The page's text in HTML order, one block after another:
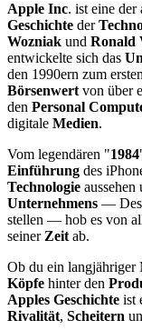
Apple Inc. ist eine der
Geschichte der
Wozniak und Ronald
entwickelte sich das
den 1990ern zum ersten
Börsenwert von über
den Personal
digitale Medien.
Vom legendären "1984
Einführung des
Technologie
Unternehmens —
stellen — hob es von
seiner Zeit ab.
Ob du ein langjähriger
Köpfe hinter den
Apples Geschichte ist
Rivalität, Scheitern